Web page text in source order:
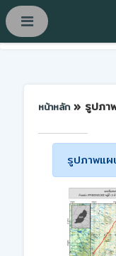
หน้าหลัก » รูปภา
รูปภาพแ